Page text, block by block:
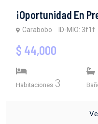
​¡Oportunidad En
Carabobo ID-MIO: 3f1f
$ 44,000
Habitaciones 3